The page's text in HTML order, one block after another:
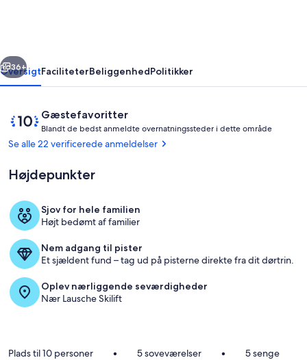
and
rooftop
lounge
for
families
and
vacation
groups
Næste
36+
OversigtFaciliteterBeliggenhedPolitikker
Anmeldelser
Gæstefavoritter
10
ud
af
Gæstefavorit
Blandt de bedst anmeldte overnatningssteder i dette område
e
m
Se alle 22 verificerede anmeldelser
Højdepunkter
Sjov for hele familien
Højt bedømt af familier
Nem adgang til pister
Et sjældent fund – tag ud på pisterne direkte fra dit dørtrin.
Oplev nærliggende seværdigheder
Nær Lausche Skilift
Plads til 10 personer • 5 soveværelser • 5 senge